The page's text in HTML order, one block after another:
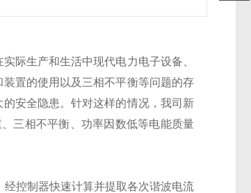
实际生产和生活中现代电力电子设备、
装置的使用以及三相不平衡等问题的存
安全隐患。针对这样的情况，我司新
三相不平衡、功率因数低等电能质量
经控制器快速计算并提取各次谐波电流